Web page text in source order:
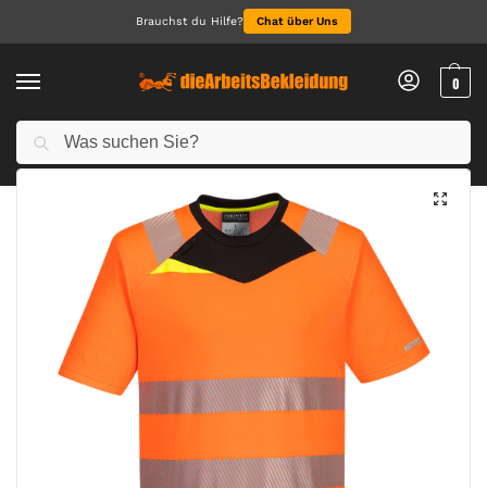
Brauchst du Hilfe? Chat über Uns
0
Start Arbeitskleidung Herren